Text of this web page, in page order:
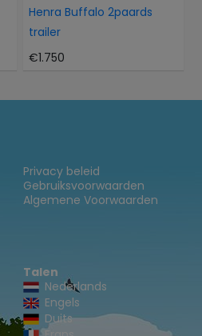
Henra Buffalo 2paards
trailer
€1.750
Privacy beleid
Gebruiksvoorwaarden
Algemene Voorwaarden
Talen
Nederlands
Engels
Duits